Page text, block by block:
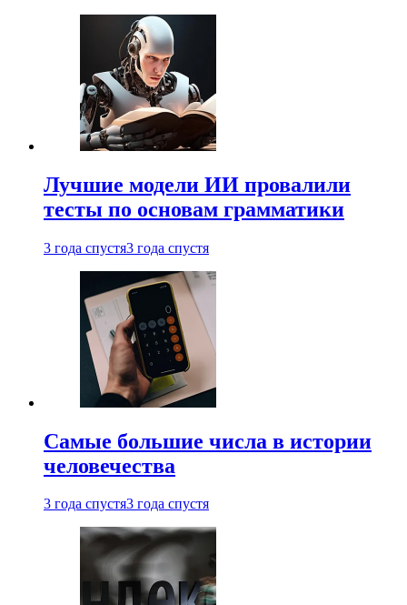
Лучшие модели ИИ провалили
тесты по основам грамматики
3 года спустя3 года спустя
Самые большие числа в истории
человечества
3 года спустя3 года спустя